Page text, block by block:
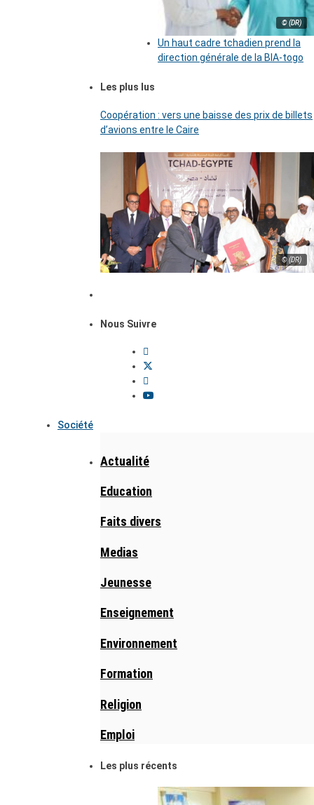
© (DR)
Un haut cadre tchadien prend la
direction générale de la BIA-togo
Les plus lus
Coopération : vers une baisse des prix de billets
d’avions entre le Caire
© (DR)
Nous Suivre
Société
Actualité
Education
Faits divers
Medias
Jeunesse
Enseignement
Environnement
Formation
Religion
Emploi
Les plus récents